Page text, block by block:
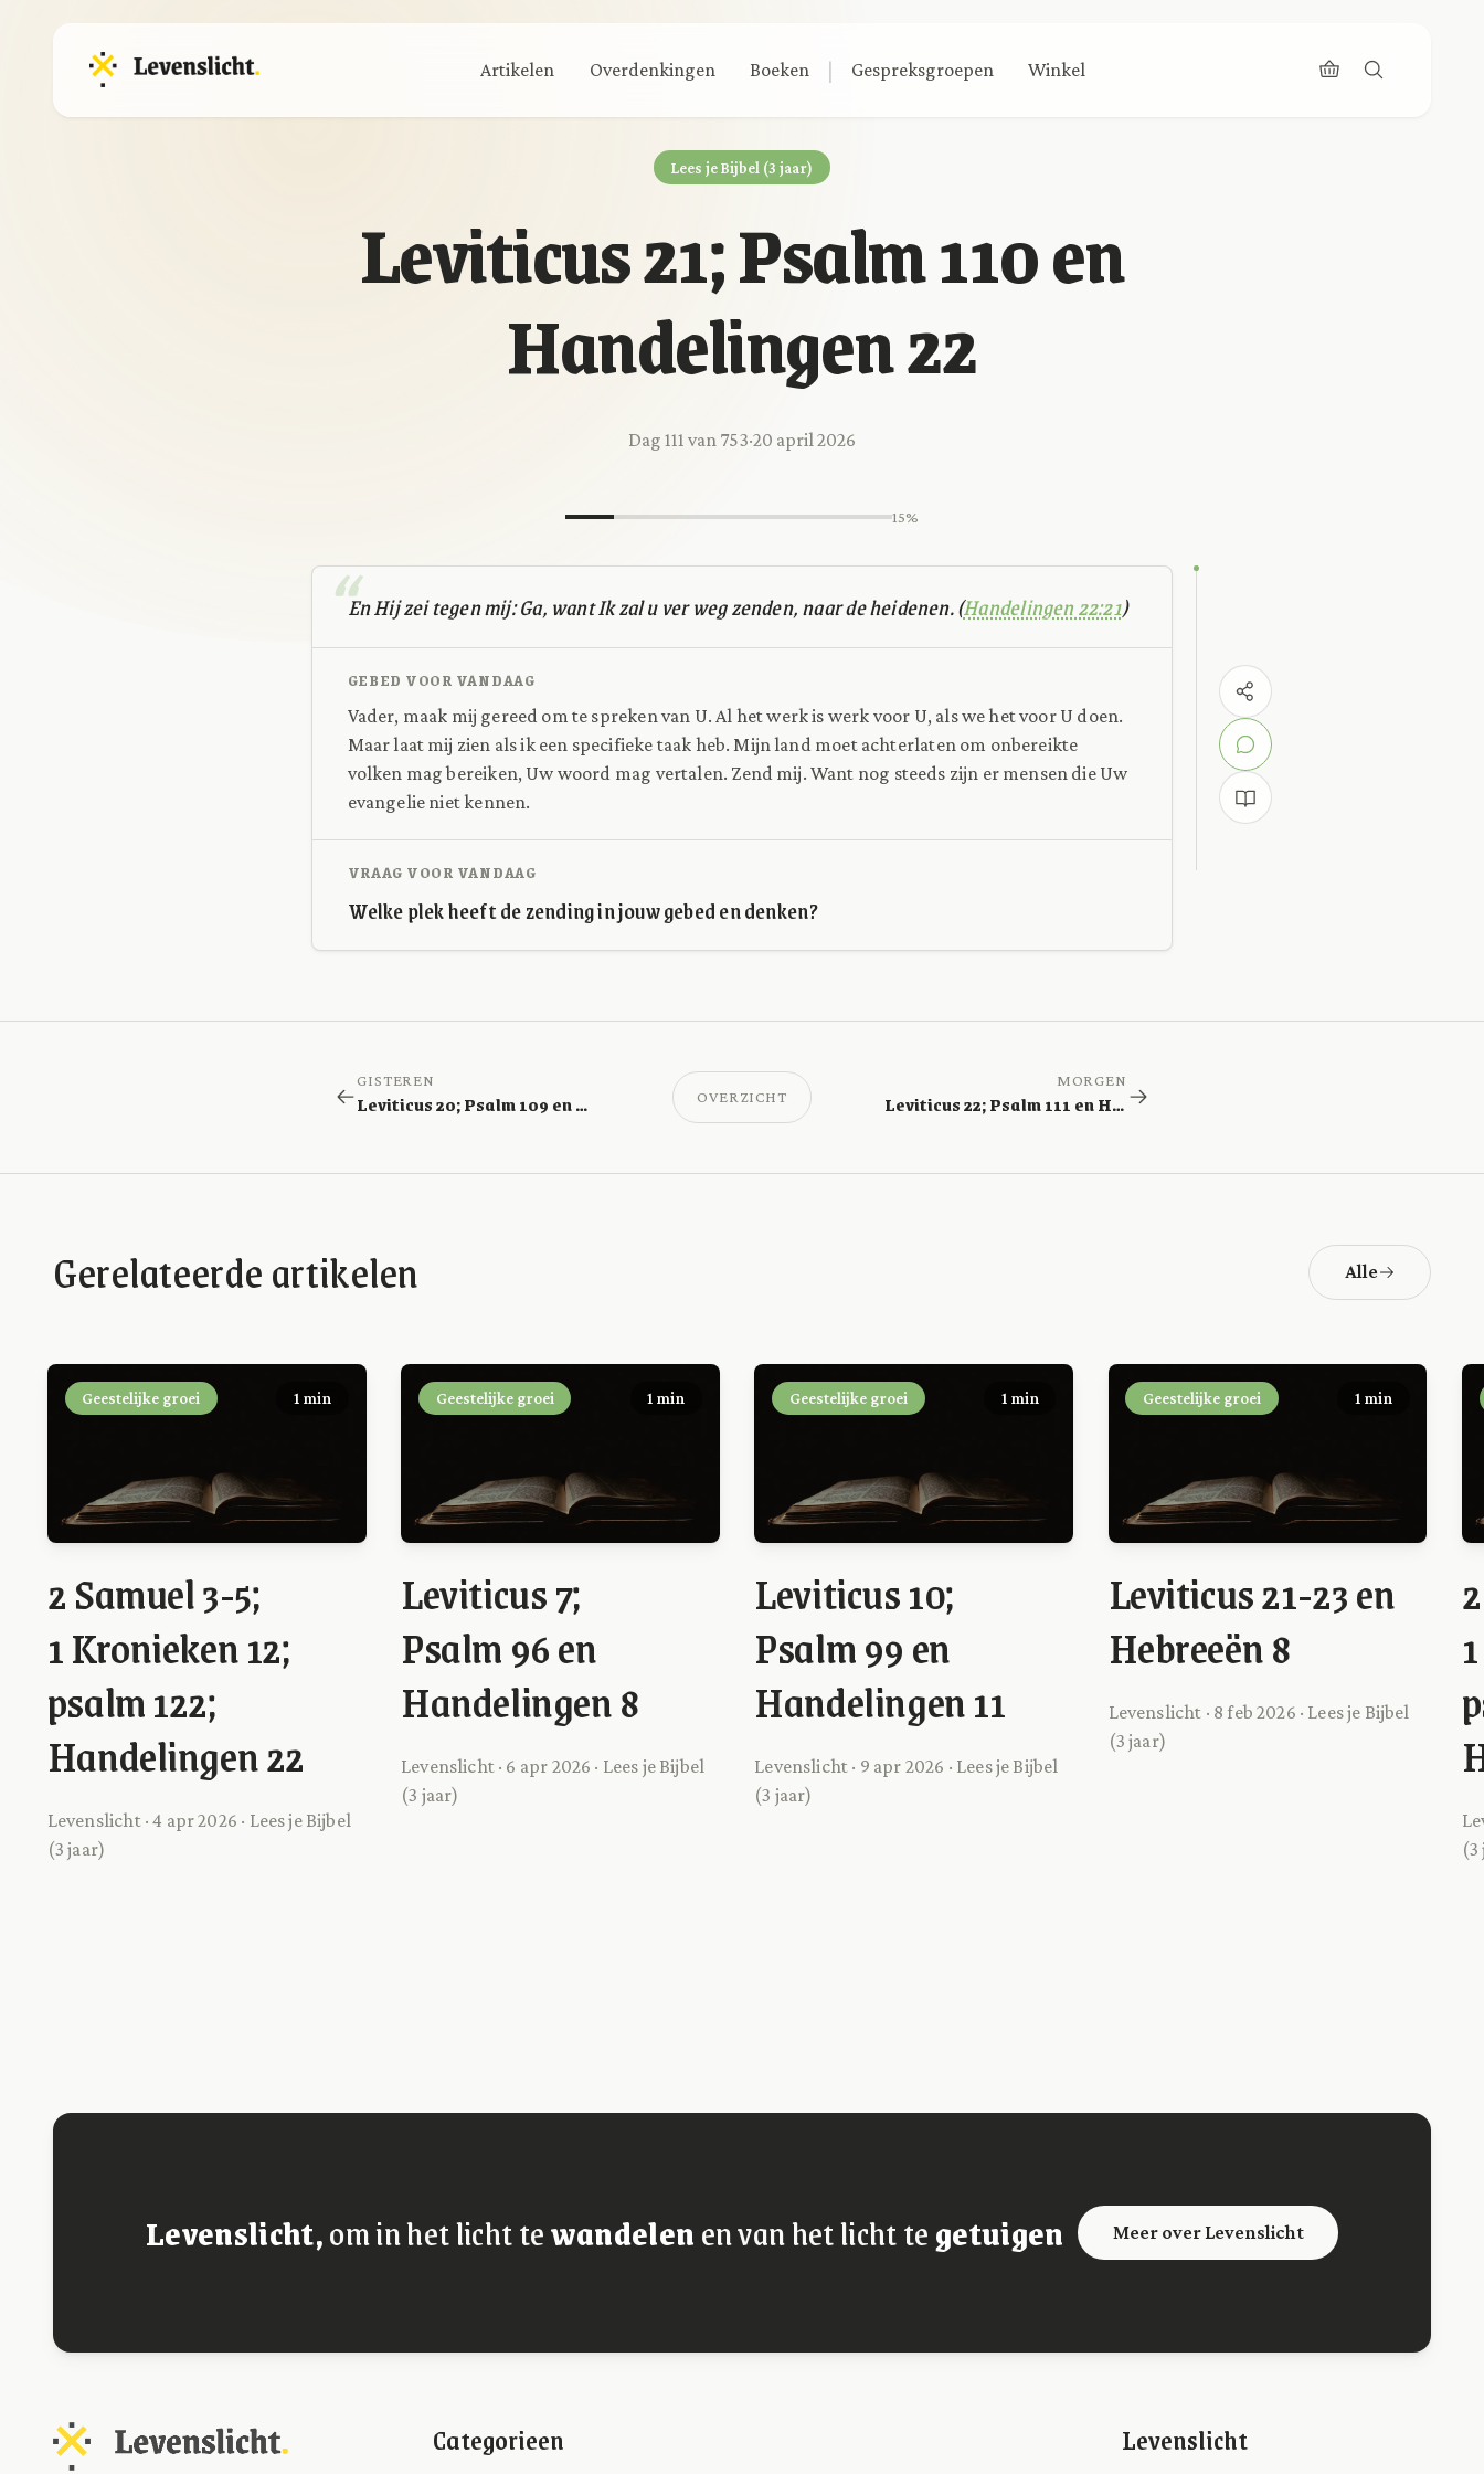
Artikelen Overdenkingen Boeken | Gespreksgroepen Winkel
Lees je Bijbel (3 jaar)
Leviticus 21; Psalm 110 en
Handelingen 22
Dag 111 van 753·20 april 2026
15%
En Hij zei tegen mij: Ga, want Ik zal u ver weg zenden, naar de heidenen. (Handelingen 22:21)
GEBED VOOR VANDAAG
Vader, maak mij gereed om te spreken van U. Al het werk is werk voor U, als we het voor U doen.
Maar laat mij zien als ik een specifieke taak heb. Mijn land moet achterlaten om onbereikte
volken mag bereiken, Uw woord mag vertalen. Zend mij. Want nog steeds zijn er mensen die Uw
evangelie niet kennen.
VRAAG VOOR VANDAAG
Welke plek heeft de zending in jouw gebed en denken?
GISTEREN
Leviticus 20; Psalm 109 en Handelingen 21 OVERZICHT
MORGEN
Leviticus 22; Psalm 111 en Handelingen 23
Gerelateerde artikelen Alle
Geestelijke groei 1 min
2 Samuel 3-5;
1 Kronieken 12;
psalm 122;
Handelingen 22
Levenslicht · 4 apr 2026 · Lees je Bijbel
(3 jaar)
Geestelijke groei 1 min
Leviticus 7;
Psalm 96 en
Handelingen 8
Levenslicht · 6 apr 2026 · Lees je Bijbel
(3 jaar)
Geestelijke groei 1 min
Leviticus 10;
Psalm 99 en
Handelingen 11
Levenslicht · 9 apr 2026 · Lees je Bijbel
(3 jaar)
Geestelijke groei 1 min
Leviticus 21-23 en
Hebreeën 8
Levenslicht · 8 feb 2026 · Lees je Bijbel
(3 jaar)
(3
Levenslicht,om in het licht tewandelenen van het licht tegetuigen Meer over Levenslicht
Categorieen Levenslicht